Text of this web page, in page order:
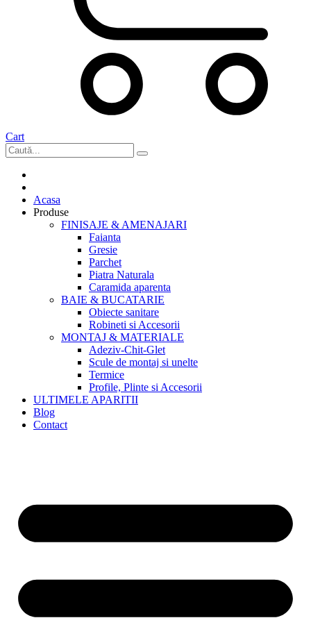
Cart
Acasa
Produse
FINISAJE & AMENAJARI
Faianta
Gresie
Parchet
Piatra Naturala
Caramida aparenta
BAIE & BUCATARIE
Obiecte sanitare
Robineti si Accesorii
MONTAJ & MATERIALE
Adeziv-Chit-Glet
Scule de montaj si unelte
Termice
Profile, Plinte si Accesorii
ULTIMELE APARITII
Blog
Contact